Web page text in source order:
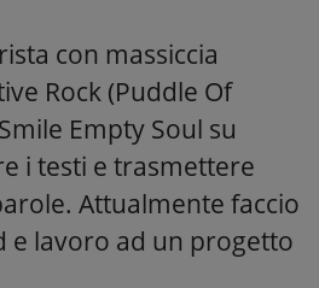
con massiccia
Rock (Puddle Of
Empty Soul su
i testi e trasmettere
Attualmente faccio
e lavoro ad un progetto